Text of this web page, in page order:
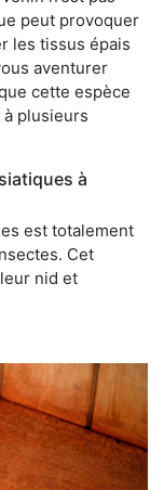
peut provoquer
les tissus épais
aventurer
cette espèce
plusieurs
à
est totalement
Cet
nid et